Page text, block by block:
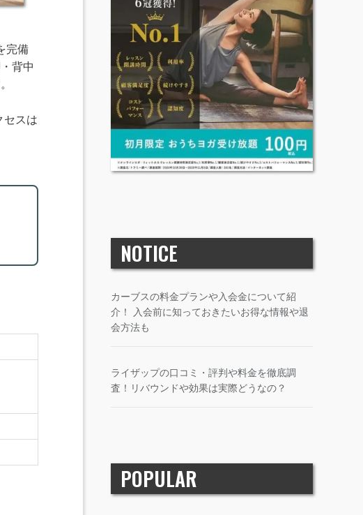
完備
背中
セスは
NOTICE
カーブスの料金プランや入会金について紹
介！ 入会前に知っておきたいお得な情報や退
会方法も
ライザップの口コミ・評判や料金を徹底調
査！リバウンドや効果は実際どうなの？
POPULAR